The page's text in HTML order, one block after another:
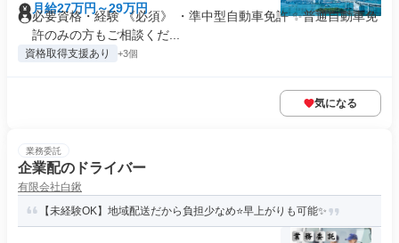
月給27万円～29万円
必要資格・経験 《必須》 ・準中型自動車免許 ✨普通自動車免
許のみの方もご相談くだ...
資格取得支援あり +3個
気になる
業務委託
企業配のドライバー
有限会社白鍬
【未経験OK】地域配送だから負担少なめ⭐早上がりも可能✨